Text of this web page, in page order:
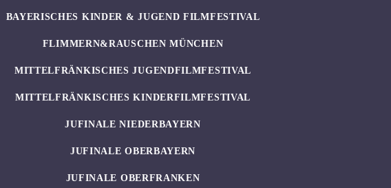
BAYERISCHES KINDER & JUGEND FILMFESTIVAL
FLIMMERN&RAUSCHEN MÜNCHEN
MITTELFRÄNKISCHES JUGENDFILMFESTIVAL
MITTELFRÄNKISCHES KINDERFILMFESTIVAL
JUFINALE NIEDERBAYERN
JUFINALE OBERBAYERN
JUFINALE OBERFRANKEN